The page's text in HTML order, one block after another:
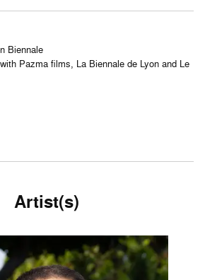
Biennale
Pazma films, La Biennale de Lyon and Le
Artist(s)